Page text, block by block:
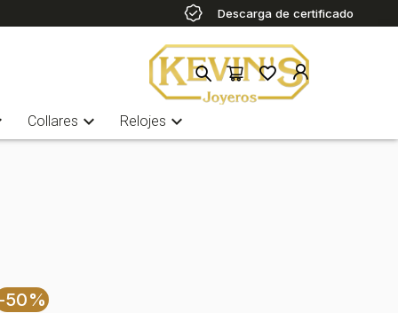
Descarga de certificado
Collares expand_more Relojes expand_more
-50%